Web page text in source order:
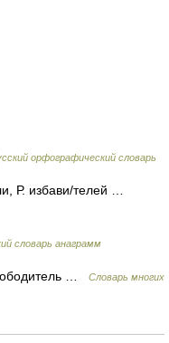
орфографический словарь
Р. избави/телей …
словарь анаграмм
…
Словарь многих